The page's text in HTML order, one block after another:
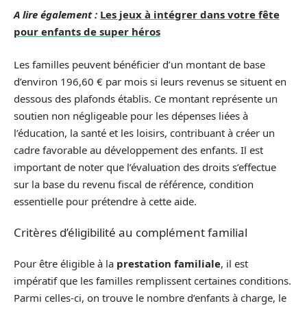
A lire également : Les jeux à intégrer dans votre fête
pour enfants de super héros
Les familles peuvent bénéficier d’un montant de base
d’environ 196,60 € par mois si leurs revenus se situent en
dessous des plafonds établis. Ce montant représente un
soutien non négligeable pour les dépenses liées à
l’éducation, la santé et les loisirs, contribuant à créer un
cadre favorable au développement des enfants. Il est
important de noter que l’évaluation des droits s’effectue
sur la base du revenu fiscal de référence, condition
essentielle pour prétendre à cette aide.
Critères d’éligibilité au complément familial
Pour être éligible à la prestation familiale, il est
impératif que les familles remplissent certaines conditions.
Parmi celles-ci, on trouve le nombre d’enfants à charge, le